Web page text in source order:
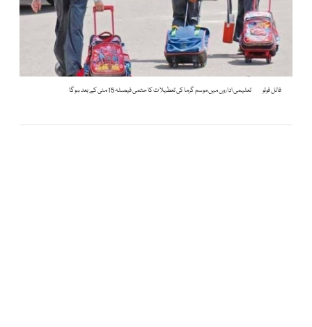
فائل فوٹو تعلیمی اداروں میں موسم گرما کی تعطیلات کا حتمی فیصلہ 15 مئی کے بعد ہوگا